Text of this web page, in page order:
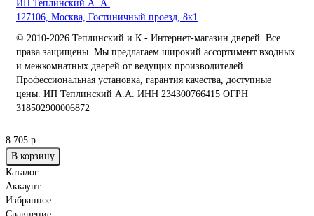
ИП Теплинский А. А.
127106, Москва, Гостиничный проезд, 8к1
© 2010-2026 Теплинский и К - Интернет-магазин дверей. Все
права защищены. Мы предлагаем широкий ассортимент входных
и межкомнатных дверей от ведущих производителей.
Профессиональная установка, гарантия качества, доступные
цены. ИП Теплинский А.А. ИНН 234300766415 ОГРН
318502900006872
8 705 р
В корзину
Каталог
Аккаунт
Избранное